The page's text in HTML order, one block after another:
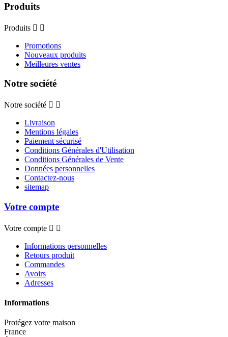
Produits
Produits  
Promotions
Nouveaux produits
Meilleures ventes
Notre société
Notre société  
Livraison
Mentions légales
Paiement sécurisé
Conditions Générales d'Utilisation
Conditions Générales de Vente
Données personnelles
Contactez-nous
sitemap
Votre compte
Votre compte  
Informations personnelles
Retours produit
Commandes
Avoirs
Adresses
Informations
Protégez votre maison
France